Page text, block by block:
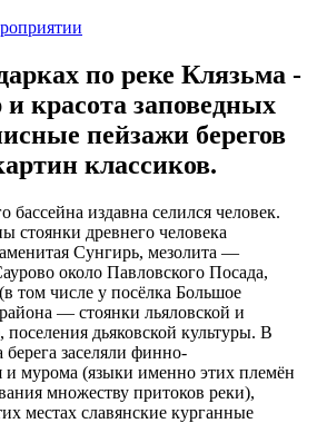
по реке Клязьма -
и красота заповедных
пейзажи берегов
классиков.
бассейна издавна селился человек.
стоянки древнего человека
Сунгирь, мезолита —
около Павловского Посада,
том числе у посёлка Большое
— стоянки льяловской и
поселения дьяковской культуры. В
заселяли финно-
и мурома (языки именно этих племён
множеству притоков реки),
местах славянские курганные